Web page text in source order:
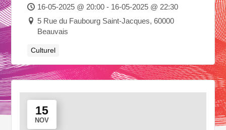
16-05-2025 @ 20:00 - 16-05-2025 @ 22:30
5 Rue du Faubourg Saint-Jacques, 60000
Beauvais
Culturel
15
NOV